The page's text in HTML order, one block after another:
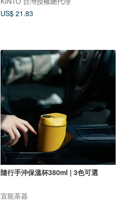
US$ 21.83
隨行手沖保溫杯380ml | 3色可選
宜龍茶器